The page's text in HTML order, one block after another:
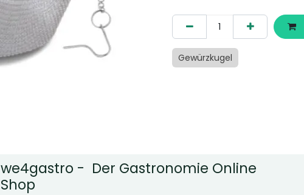
Gewürzkugel
we4gastro - Der Gastronomie Online
Shop